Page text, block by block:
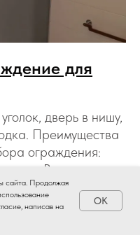
для
дверь в нишу,
Преимущества
ограждения:
Виды стекла.
Есть вопросы?
сайта. Продолжая
написав на
OK